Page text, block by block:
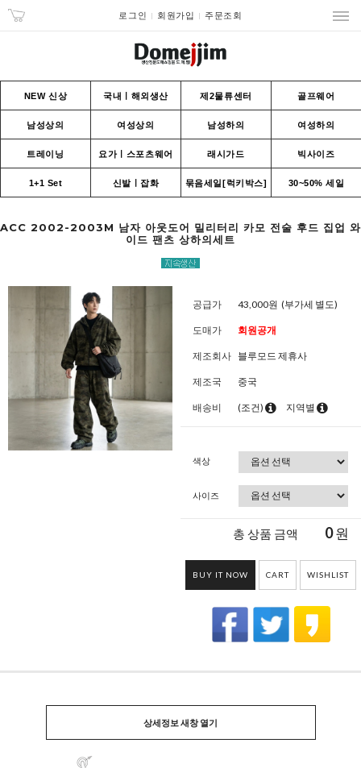
로그인 회원가입 주문조회
NEW 신상 국내ㅣ해외생산 제2물류센터 골프웨어
남성상의 여성상의 남성하의 여성하의
트레이닝 요가ㅣ스포츠웨어 래시가드 빅사이즈
1+1 Set 신발ㅣ잡화 묶음세일[럭키박스] 30~50% 세일
ACC 2002-2003M 남자 아웃도어 밀리터리 카모 전술 후드 집업 와
이드 팬츠 상하의세트
공급가 43,000원 (부가세 별도)
도매가 회원공개
제조회사 블루모드 제휴사
제조국 중국
배송비 (조건) 지역별
색상
사이즈
총 상품 금액 0원
BUY IT NOW CART WISHLIST
상세정보 새창 열기